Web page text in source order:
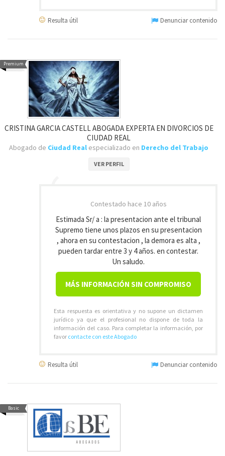
Resulta útil Denunciar contenido
Premium
CRISTINA GARCIA CASTELL ABOGADA EXPERTA EN DIVORCIOS DE
CIUDAD REAL
Abogado de Ciudad Real especializado en Derecho del Trabajo
VER PERFIL
Contestado hace 10 años
Estimada Sr/ a : la presentacion ante el tribunal
Supremo tiene unos plazos en su presentacion
, ahora en su contestacion , la demora es alta ,
pueden tardar entre 3 y 4 años. en contestar.
Un saludo.
MÁS INFORMACIÓN SIN COMPROMISO
Esta respuesta es orientativa y no supone un dictamen
jurídico ya que el profesional no dispone de toda la
información del caso. Para completar la información, por
favor contacte con este Abogado
Resulta útil Denunciar contenido
Basic